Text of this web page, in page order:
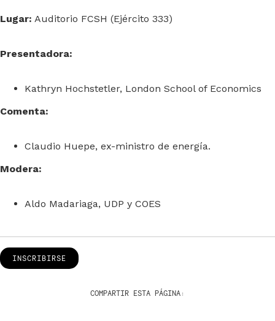
Lugar: Auditorio FCSH (Ejército 333)
Presentadora:
Kathryn Hochstetler, London School of Economics
Comenta:
Claudio Huepe, ex-ministro de energía.
Modera:
Aldo Madariaga, UDP y COES
INSCRIBIRSE
COMPARTIR ESTA PÁGINA: